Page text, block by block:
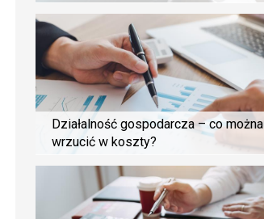
Działalność gospodarcza – co można
wrzucić w koszty?